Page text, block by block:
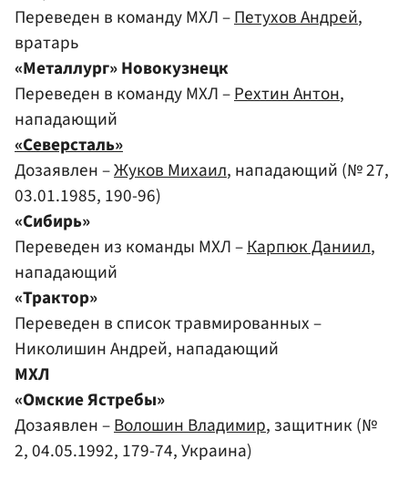
Переведен в команду МХЛ –Петухов Андрей,
вратарь
«Металлург» Новокузнецк
Переведен в команду МХЛ –Рехтин Антон,
нападающий
«Северсталь»
Дозаявлен –Жуков Михаил, нападающий (№ 27,
03.01.1985, 190-96)
«Сибирь»
Переведен из команды МХЛ –Карпюк Даниил,
нападающий
«Трактор»
Переведен в список травмированных –
Николишин Андрей, нападающий
МХЛ
«Омские Ястребы»
Дозаявлен –Волошин Владимир, защитник (№
2, 04.05.1992, 179-74, Украина)